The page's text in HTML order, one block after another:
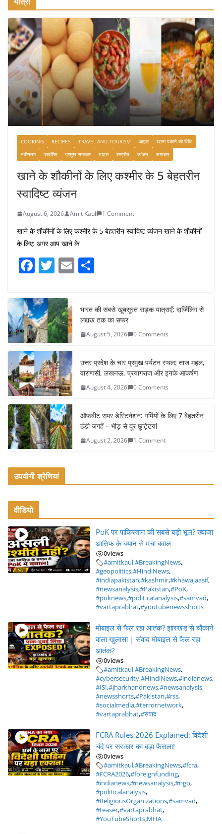
COOKING RECIPES TRAVEL AND TOURISM आहार
खाना पकाने की विधि
नवीनतम
प्रदर्शित प्रमुख समाचार यात्रा राष्ट्रीय व्यंजन समाचार
खाने के शौकीनों के लिए कश्मीर के 5 बेहतरीन
स्वादिष्ट व्यंजन
August 6, 2026 Amit Kaul 1 Comment
खाने के शौकीनों के लिए कश्मीर के 5 बेहतरीन स्वादिष्ट व्यंजन खाने के शौकीनों
के लिए: अगर आप खाने के
F
c
e
b
o
o
k
T
itt
er
E
e
भारत की सबसे खूबसूरत सड़क यात्राएँ: दार्जिलिंग से
लद्दाख तक का सफर
August 5, 2026 0 Comments
उत्तर प्रदेश के चार प्रमुख पर्यटन स्थल: ताज महल,
वाराणसी, लखनऊ, प्रयागराज और इनके आकर्षण
August 4, 2026 0 Comments
ऑफबीट समर डेस्टिनेशन: गर्मियों के लिए 7 बेहतरीन
ठंडी जगहें – भीड़ से दूर छुट्टियां
August 2, 2026 1 Comment
उपयोगी श्रेणियां
वीडियो
PoK पर पाकिस्तान की सबसे बड़ी भूल? ख्वाजा
आसिफ के बयान से मचा बवाल
0views
#amitkaul,#BreakingNews,
#geopolitics,#HindiNews,
#indiapakistan,#kashmir,#khawajaasif,
#newsanalysis,#Pakistan,#PoK,
#poknews,#politicalanalysis,#samvad,
#vartaprabhat,#youtubenewsshorts
मोबाइल से फैल रहा आतंक? झारखंड से चौंकाने
वाला खुलासा | संवाद मोबाइल से फैल रहा
आतंक?
0views
#amitkaul,#BreakingNews,
#cybersecurity,#HindiNews,#indianews,
#ISI,#jharkhandnews,#newsanalysis,
#newsshorts,#Pakistan,#rss,
#socialmedia,#terrornetwork,
#vartaprabhat,#संवाद
FCRA Rules 2026 Explained: विदेशी
चंदे पर सरकार का बड़ा फैसला!
0views
#amitkaul,#BreakingNews,#fcra,
#FCRA2026,#foreignfunding,
#indianews,#newsanalysis,#ngo,
#politicalanalysis,
#ReligiousOrganizations,#samvad,
#teaser,#vartaprabhat,
#YouTubeShorts,MHA